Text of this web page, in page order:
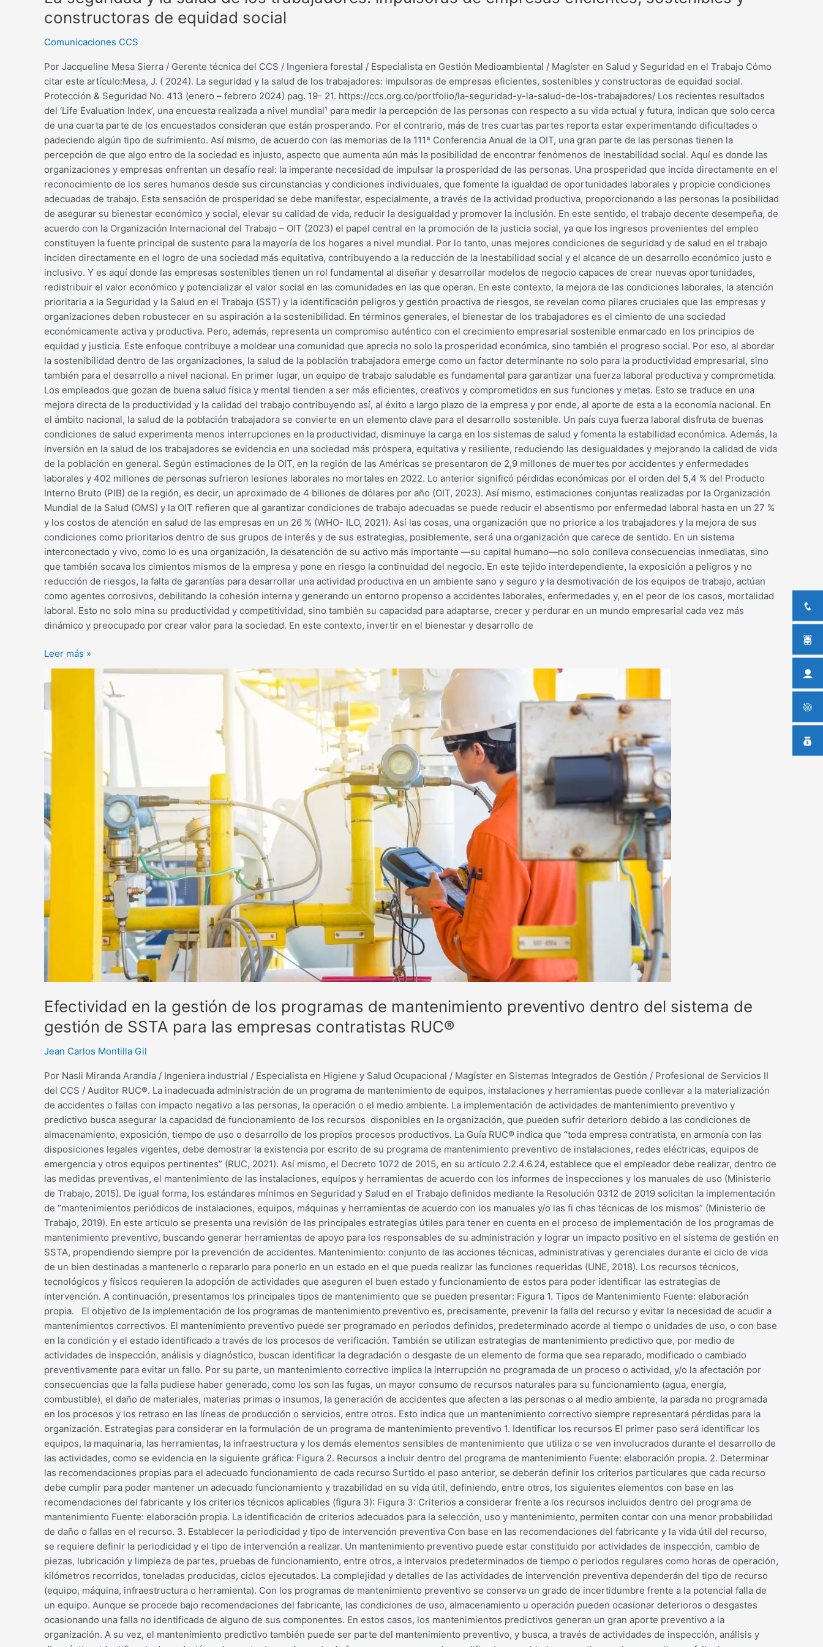
constructoras de equidad social
Comunicaciones CCS
Por Jacqueline Mesa Sierra / Gerente técnica del CCS / Ingeniera forestal / Especialista en Gestión Medioambiental / Magíster en Salud y Seguridad en el Trabajo Cómo
citar este artículo:Mesa, J. ( 2024). La seguridad y la salud de los trabajadores: impulsoras de empresas eficientes, sostenibles y constructoras de equidad social.
Protección & Seguridad No. 413 (enero – febrero 2024) pag. 19- 21. https://ccs.org.co/portfolio/la-seguridad-y-la-salud-de-los-trabajadores/ Los recientes resultados
del ‘Life Evaluation Index’, una encuesta realizada a nivel mundial¹ para medir la percepción de las personas con respecto a su vida actual y futura, indican que solo cerca
de una cuarta parte de los encuestados consideran que están prosperando. Por el contrario, más de tres cuartas partes reporta estar experimentando dificultades o
padeciendo algún tipo de sufrimiento. Así mismo, de acuerdo con las memorias de la 111ª Conferencia Anual de la OIT, una gran parte de las personas tienen la
percepción de que algo entro de la sociedad es injusto, aspecto que aumenta aún más la posibilidad de encontrar fenómenos de inestabilidad social. Aquí es donde las
organizaciones y empresas enfrentan un desafío real: la imperante necesidad de impulsar la prosperidad de las personas. Una prosperidad que incida directamente en el
reconocimiento de los seres humanos desde sus circunstancias y condiciones individuales, que fomente la igualdad de oportunidades laborales y propicie condiciones
adecuadas de trabajo. Esta sensación de prosperidad se debe manifestar, especialmente, a través de la actividad productiva, proporcionando a las personas la posibilidad
de asegurar su bienestar económico y social, elevar su calidad de vida, reducir la desigualdad y promover la inclusión. En este sentido, el trabajo decente desempeña, de
acuerdo con la Organización Internacional del Trabajo – OIT (2023) el papel central en la promoción de la justicia social, ya que los ingresos provenientes del empleo
constituyen la fuente principal de sustento para la mayoría de los hogares a nivel mundial. Por lo tanto, unas mejores condiciones de seguridad y de salud en el trabajo
inciden directamente en el logro de una sociedad más equitativa, contribuyendo a la reducción de la inestabilidad social y el alcance de un desarrollo económico justo e
inclusivo. Y es aquí donde las empresas sostenibles tienen un rol fundamental al diseñar y desarrollar modelos de negocio capaces de crear nuevas oportunidades,
redistribuir el valor económico y potencializar el valor social en las comunidades en las que operan. En este contexto, la mejora de las condiciones laborales, la atención
prioritaria a la Seguridad y la Salud en el Trabajo (SST) y la identificación peligros y gestión proactiva de riesgos, se revelan como pilares cruciales que las empresas y
organizaciones deben robustecer en su aspiración a la sostenibilidad. En términos generales, el bienestar de los trabajadores es el cimiento de una sociedad
económicamente activa y productiva. Pero, además, representa un compromiso auténtico con el crecimiento empresarial sostenible enmarcado en los principios de
equidad y justicia. Este enfoque contribuye a moldear una comunidad que aprecia no solo la prosperidad económica, sino también el progreso social. Por eso, al abordar
la sostenibilidad dentro de las organizaciones, la salud de la población trabajadora emerge como un factor determinante no solo para la productividad empresarial, sino
también para el desarrollo a nivel nacional. En primer lugar, un equipo de trabajo saludable es fundamental para garantizar una fuerza laboral productiva y comprometida.
Los empleados que gozan de buena salud física y mental tienden a ser más eficientes, creativos y comprometidos en sus funciones y metas. Esto se traduce en una
mejora directa de la productividad y la calidad del trabajo contribuyendo así, al éxito a largo plazo de la empresa y por ende, al aporte de esta a la economía nacional. En
el ámbito nacional, la salud de la población trabajadora se convierte en un elemento clave para el desarrollo sostenible. Un país cuya fuerza laboral disfruta de buenas
condiciones de salud experimenta menos interrupciones en la productividad, disminuye la carga en los sistemas de salud y fomenta la estabilidad económica. Además, la
inversión en la salud de los trabajadores se evidencia en una sociedad más próspera, equitativa y resiliente, reduciendo las desigualdades y mejorando la calidad de vida
de la población en general. Según estimaciones de la OIT, en la región de las Américas se presentaron de 2,9 millones de muertes por accidentes y enfermedades
laborales y 402 millones de personas sufrieron lesiones laborales no mortales en 2022. Lo anterior significó pérdidas económicas por el orden del 5,4 % del Producto
Interno Bruto (PIB) de la región, es decir, un aproximado de 4 billones de dólares por año (OIT, 2023). Así mismo, estimaciones conjuntas realizadas por la Organización
Mundial de la Salud (OMS) y la OIT refieren que al garantizar condiciones de trabajo adecuadas se puede reducir el absentismo por enfermedad laboral hasta en un 27 %
y los costos de atención en salud de las empresas en un 26 % (WHO- ILO, 2021). Así las cosas, una organización que no priorice a los trabajadores y la mejora de sus
condiciones como prioritarios dentro de sus grupos de interés y de sus estrategias, posiblemente, será una organización que carece de sentido. En un sistema
interconectado y vivo, como lo es una organización, la desatención de su activo más importante —su capital humano—no solo conlleva consecuencias inmediatas, sino
que también socava los cimientos mismos de la empresa y pone en riesgo la continuidad del negocio. En este tejido interdependiente, la exposición a peligros y no
reducción de riesgos, la falta de garantías para desarrollar una actividad productiva en un ambiente sano y seguro y la desmotivación de los equipos de trabajo, actúan
como agentes corrosivos, debilitando la cohesión interna y generando un entorno propenso a accidentes laborales, enfermedades y, en el peor de los casos, mortalidad
laboral. Esto no solo mina su productividad y competitividad, sino también su capacidad para adaptarse, crecer y perdurar en un mundo empresarial cada vez más
dinámico y preocupado por crear valor para la sociedad. En este contexto, invertir en el bienestar y desarrollo de
Leer más »
Efectividad en la gestión de los programas de mantenimiento preventivo dentro del sistema de
gestión de SSTA para las empresas contratistas RUC®
Jean Carlos Montilla Gil
Por Nasli Miranda Arandia / Ingeniera industrial / Especialista en Higiene y Salud Ocupacional / Magíster en Sistemas Integrados de Gestión / Profesional de Servicios II
del CCS / Auditor RUC®. La inadecuada administración de un programa de mantenimiento de equipos, instalaciones y herramientas puede conllevar a la materialización
de accidentes o fallas con impacto negativo a las personas, la operación o el medio ambiente. La implementación de actividades de mantenimiento preventivo y
predictivo busca asegurar la capacidad de funcionamiento de los recursos disponibles en la organización, que pueden sufrir deterioro debido a las condiciones de
almacenamiento, exposición, tiempo de uso o desarrollo de los propios procesos productivos. La Guía RUC® indica que “toda empresa contratista, en armonía con las
disposiciones legales vigentes, debe demostrar la existencia por escrito de su programa de mantenimiento preventivo de instalaciones, redes eléctricas, equipos de
emergencia y otros equipos pertinentes” (RUC, 2021). Así mismo, el Decreto 1072 de 2015, en su artículo 2.2.4.6.24, establece que el empleador debe realizar, dentro de
las medidas preventivas, el mantenimiento de las instalaciones, equipos y herramientas de acuerdo con los informes de inspecciones y los manuales de uso (Ministerio
de Trabajo, 2015). De igual forma, los estándares mínimos en Seguridad y Salud en el Trabajo definidos mediante la Resolución 0312 de 2019 solicitan la implementación
de “mantenimientos periódicos de instalaciones, equipos, máquinas y herramientas de acuerdo con los manuales y/o las fi chas técnicas de los mismos” (Ministerio de
Trabajo, 2019). En este artículo se presenta una revisión de las principales estrategias útiles para tener en cuenta en el proceso de implementación de los programas de
mantenimiento preventivo, buscando generar herramientas de apoyo para los responsables de su administración y lograr un impacto positivo en el sistema de gestión en
SSTA, propendiendo siempre por la prevención de accidentes. Mantenimiento: conjunto de las acciones técnicas, administrativas y gerenciales durante el ciclo de vida
de un bien destinadas a mantenerlo o repararlo para ponerlo en un estado en el que pueda realizar las funciones requeridas (UNE, 2018). Los recursos técnicos,
tecnológicos y físicos requieren la adopción de actividades que aseguren el buen estado y funcionamiento de estos para poder identificar las estrategias de
intervención. A continuación, presentamos los principales tipos de mantenimiento que se pueden presentar: Figura 1. Tipos de Mantenimiento Fuente: elaboración
propia. El objetivo de la implementación de los programas de mantenimiento preventivo es, precisamente, prevenir la falla del recurso y evitar la necesidad de acudir a
mantenimientos correctivos. El mantenimiento preventivo puede ser programado en periodos definidos, predeterminado acorde al tiempo o unidades de uso, o con base
en la condición y el estado identificado a través de los procesos de verificación. También se utilizan estrategias de mantenimiento predictivo que, por medio de
actividades de inspección, análisis y diagnóstico, buscan identificar la degradación o desgaste de un elemento de forma que sea reparado, modificado o cambiado
preventivamente para evitar un fallo. Por su parte, un mantenimiento correctivo implica la interrupción no programada de un proceso o actividad, y/o la afectación por
consecuencias que la falla pudiese haber generado, como los son las fugas, un mayor consumo de recursos naturales para su funcionamiento (agua, energía,
combustible), el daño de materiales, materias primas o insumos, la generación de accidentes que afecten a las personas o al medio ambiente, la parada no programada
en los procesos y los retraso en las líneas de producción o servicios, entre otros. Esto indica que un mantenimiento correctivo siempre representará pérdidas para la
organización. Estrategias para considerar en la formulación de un programa de mantenimiento preventivo 1. Identificar los recursos El primer paso será identificar los
equipos, la maquinaria, las herramientas, la infraestructura y los demás elementos sensibles de mantenimiento que utiliza o se ven involucrados durante el desarrollo de
las actividades, como se evidencia en la siguiente gráfica: Figura 2. Recursos a incluir dentro del programa de mantenimiento Fuente: elaboración propia. 2. Determinar
las recomendaciones propias para el adecuado funcionamiento de cada recurso Surtido el paso anterior, se deberán definir los criterios particulares que cada recurso
debe cumplir para poder mantener un adecuado funcionamiento y trazabilidad en su vida útil, definiendo, entre otros, los siguientes elementos con base en las
recomendaciones del fabricante y los criterios técnicos aplicables (figura 3): Figura 3: Criterios a considerar frente a los recursos incluidos dentro del programa de
mantenimiento Fuente: elaboración propia. La identificación de criterios adecuados para la selección, uso y mantenimiento, permiten contar con una menor probabilidad
de daño o fallas en el recurso. 3. Establecer la periodicidad y tipo de intervención preventiva Con base en las recomendaciones del fabricante y la vida útil del recurso,
se requiere definir la periodicidad y el tipo de intervención a realizar. Un mantenimiento preventivo puede estar constituido por actividades de inspección, cambio de
piezas, lubricación y limpieza de partes, pruebas de funcionamiento, entre otros, a intervalos predeterminados de tiempo o periodos regulares como horas de operación,
kilómetros recorridos, toneladas producidas, ciclos ejecutados. La complejidad y detalles de las actividades de intervención preventiva dependerán del tipo de recurso
(equipo, máquina, infraestructura o herramienta). Con los programas de mantenimiento preventivo se conserva un grado de incertidumbre frente a la potencial falla de
un equipo. Aunque se procede bajo recomendaciones del fabricante, las condiciones de uso, almacenamiento u operación pueden ocasionar deterioros o desgastes
ocasionando una falla no identificada de alguno de sus componentes. En estos casos, los mantenimientos predictivos generan un gran aporte preventivo a la
organización. A su vez, el mantenimiento predictivo también puede ser parte del mantenimiento preventivo, y busca, a través de actividades de inspección, análisis y
la
los
mantenimiento
preventivo
dentro
del
sistema
de
SSTA
para
contratistas
RUC®